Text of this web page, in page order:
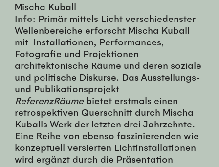
Mischa Kuball
Info: Primär mittels Licht verschiedenster
Wellenbereiche erforscht Mischa Kuball
mit Installationen, Performances,
Fotografie und Projektionen
architektonische Räume und deren soziale
und politische Diskurse. Das Ausstellungs-
und Publikationsprojekt
ReferenzRäume bietet erstmals einen
retrospektiven Querschnitt durch Mischa
Kuballs Werk der letzten drei Jahrzehnte.
Eine Reihe von ebenso faszinierenden wie
konzeptuell versierten Lichtinstallationen
wird ergänzt durch die Präsentation